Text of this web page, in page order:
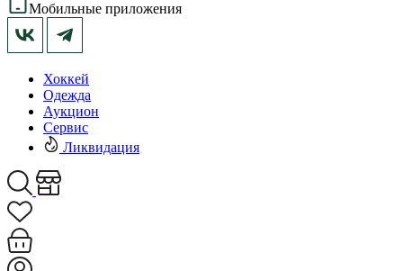
Мобильные приложения
Хоккей
Одежда
Аукцион
Сервис
Ликвидация